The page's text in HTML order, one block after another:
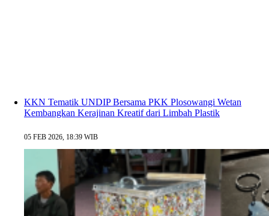
KKN Tematik UNDIP Bersama PKK Plosowangi Wetan
Kembangkan Kerajinan Kreatif dari Limbah Plastik
05 FEB 2026, 18:39 WIB